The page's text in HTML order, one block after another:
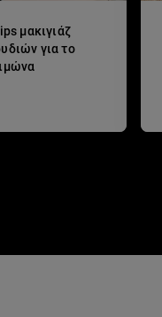
μακιγιάζ
για το